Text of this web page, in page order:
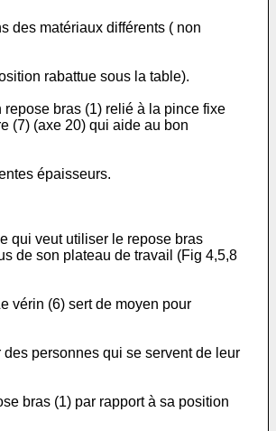
des matériaux différents ( non
rabattue sous la table).
bras (1) relié à la pince fixe
(7) (axe 20) qui aide au bon
épaisseurs.
qui veut utiliser le repose bras
de son plateau de travail (Fig 4,5,8
vérin (6) sert de moyen pour
personnes qui se servent de leur
bras (1) par rapport à sa position